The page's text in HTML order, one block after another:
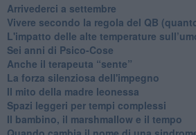
​Arrivederci a settembre
​Vivere secondo la regola del QB
​L'impatto delle alte temperature
Sei anni di Psico-Cose
​Anche il terapeuta “sente”
​La forza silenziosa dell'impegno
​Il mito della madre leonessa
Spazi leggeri per tempi complessi
Il bambino, il marshmallow e il tempo